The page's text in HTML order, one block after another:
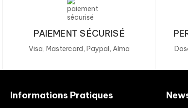
PAIEMENT SÉCURISÉ
Visa, Mastercard, Paypal, Alma
Informations Pratiques